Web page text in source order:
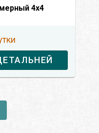
4x4